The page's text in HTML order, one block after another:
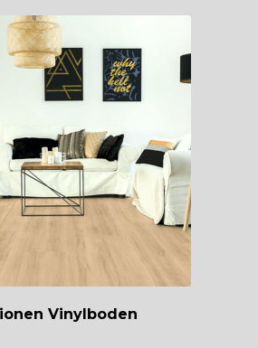
Vinylboden